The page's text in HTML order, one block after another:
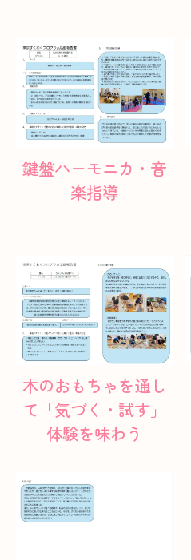
鍵盤ハーモニカ・音
楽指導
木のおもちゃを通し
て「気づく・試す」
体験を味わう